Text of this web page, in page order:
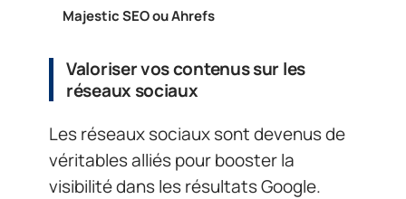
Majestic SEO ou Ahrefs
Valoriser vos contenus sur les
réseaux sociaux
Les réseaux sociaux sont devenus de
véritables alliés pour booster la
visibilité dans les résultats Google.